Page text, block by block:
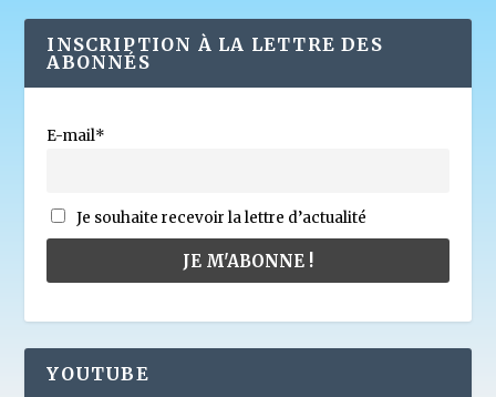
INSCRIPTION À LA LETTRE DES
ABONNÉS
E-mail*
Je souhaite recevoir la lettre d’actualité
YOUTUBE